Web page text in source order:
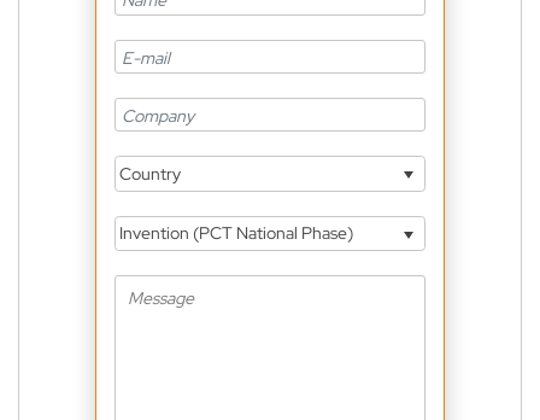
Country
Invention (PCT National Phase)